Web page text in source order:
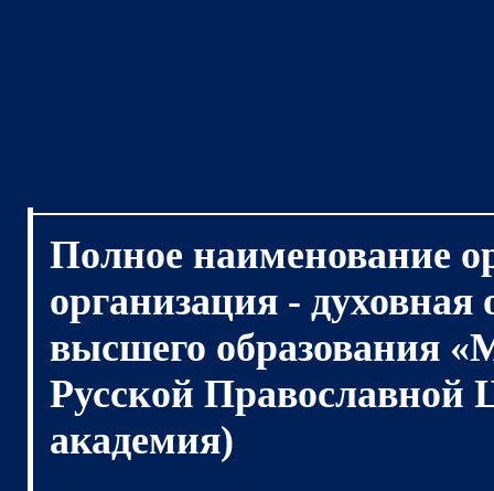
Полное наименование
организация - духовная
высшего образования
Русской Православной
академия)